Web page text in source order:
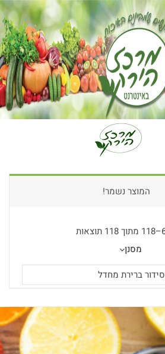
המוצר נשמר!
מסנן
סידור ברירת מחדל